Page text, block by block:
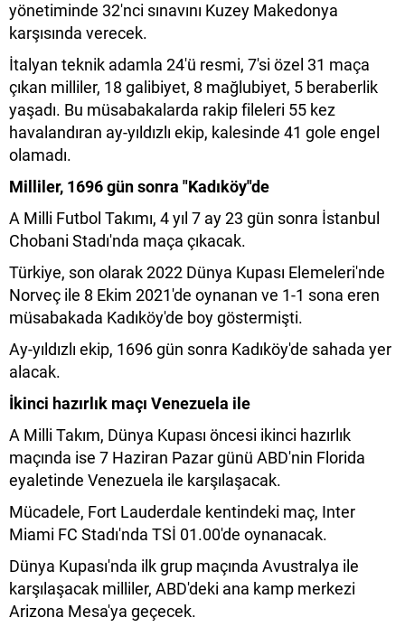
yönetiminde 32'nci sınavını Kuzey Makedonya
karşısında verecek.
İtalyan teknik adamla 24'ü resmi, 7'si özel 31 maça
çıkan milliler, 18 galibiyet, 8 mağlubiyet, 5 beraberlik
yaşadı. Bu müsabakalarda rakip fileleri 55 kez
havalandıran ay-yıldızlı ekip, kalesinde 41 gole engel
olamadı.
Milliler, 1696 gün sonra "Kadıköy"de
A Milli Futbol Takımı, 4 yıl 7 ay 23 gün sonra İstanbul
Chobani Stadı'nda maça çıkacak.
Türkiye, son olarak 2022 Dünya Kupası Elemeleri'nde
Norveç ile 8 Ekim 2021'de oynanan ve 1-1 sona eren
müsabakada Kadıköy'de boy göstermişti.
Ay-yıldızlı ekip, 1696 gün sonra Kadıköy'de sahada yer
alacak.
İkinci hazırlık maçı Venezuela ile
A Milli Takım, Dünya Kupası öncesi ikinci hazırlık
maçında ise 7 Haziran Pazar günü ABD'nin Florida
eyaletinde Venezuela ile karşılaşacak.
Mücadele, Fort Lauderdale kentindeki maç, Inter
Miami FC Stadı'nda TSİ 01.00'de oynanacak.
Dünya Kupası'nda ilk grup maçında Avustralya ile
karşılaşacak milliler, ABD'deki ana kamp merkezi
Arizona Mesa'ya geçecek.